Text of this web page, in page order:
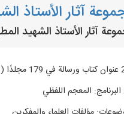
آثار الأستاذ
آثار الأستاذ الشهيد
رسالة)
: المعجم اللفظي